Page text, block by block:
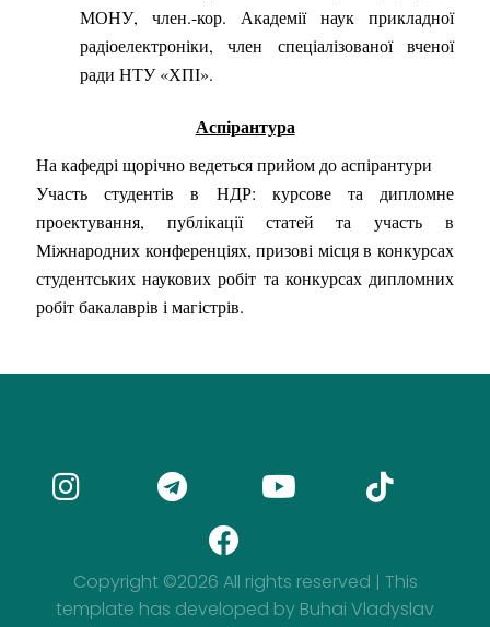
МОНУ, член.-кор. Академії наук прикладної
радіоелектроніки, член спеціалізованої вченої
ради НТУ «ХПІ».
Аспірантура
На кафедрі щорічно ведеться прийом до аспірантури
Участь студентів в НДР: курсове та дипломне
проектування, публікації статей та участь в
Міжнародних конференціях, призові місця в конкурсах
студентських наукових робіт та конкурсах дипломних
робіт бакалаврів і магістрів.
Copyright ©2026 All rights reserved | This
template has developed by Buhai Vladyslav